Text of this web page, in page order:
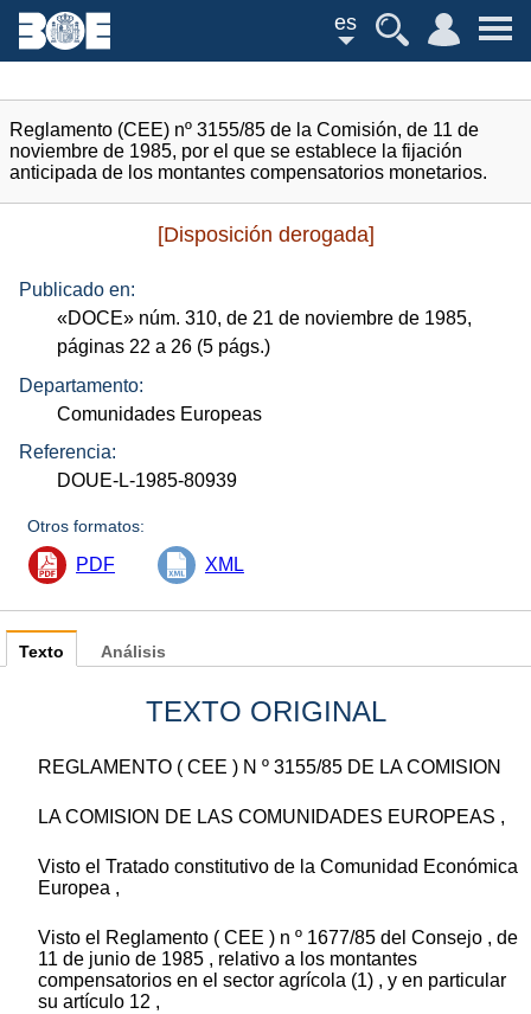
es
Reglamento (CEE) nº 3155/85 de la Comisión, de 11 de
noviembre de 1985, por el que se establece la fijación
anticipada de los montantes compensatorios monetarios.
[Disposición derogada]
Publicado en:
«DOCE» núm. 310, de 21 de noviembre de 1985,
páginas 22 a 26 (5 págs.)
Departamento:
Comunidades Europeas
Referencia:
DOUE-L-1985-80939
Otros formatos:
PDF XML
Texto
TEXTO ORIGINAL
REGLAMENTO ( CEE ) N º 3155/85 DE LA COMISION
LA COMISION DE LAS COMUNIDADES EUROPEAS ,
Visto el Tratado constitutivo de la Comunidad Económica
Europea ,
Visto el Reglamento ( CEE ) n º 1677/85 del Consejo , de
11 de junio de 1985 , relativo a los montantes
compensatorios en el sector agrícola (1) , y en particular
su artículo 12 ,
Análisis